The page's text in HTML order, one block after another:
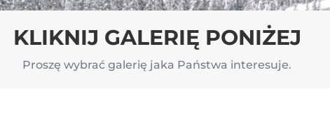
KLIKNIJ GALERIĘ PONIŻEJ
Proszę wybrać galerię jaka Państwa interesuje.